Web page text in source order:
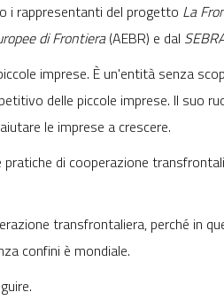
i rappresentanti del progetto La
di Frontiera(AEBR) e dal
imprese. È un'entità senza
delle piccole imprese. Il suo
le imprese a crescere.
di cooperazione
transfrontaliera, perché in
confini è mondiale.